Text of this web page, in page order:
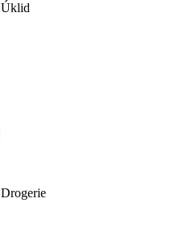
Úklid
Drogerie